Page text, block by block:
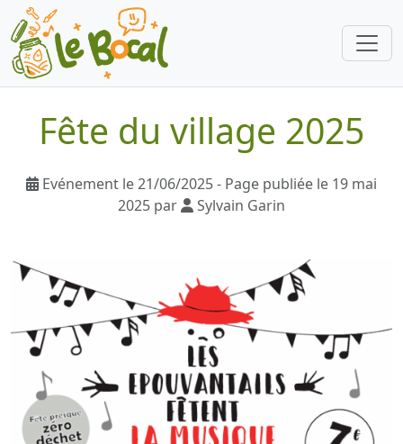
Fête du village 2025
Evénement le 21/06/2025 - Page publiée le 19 mai
2025 par
Sylvain Garin